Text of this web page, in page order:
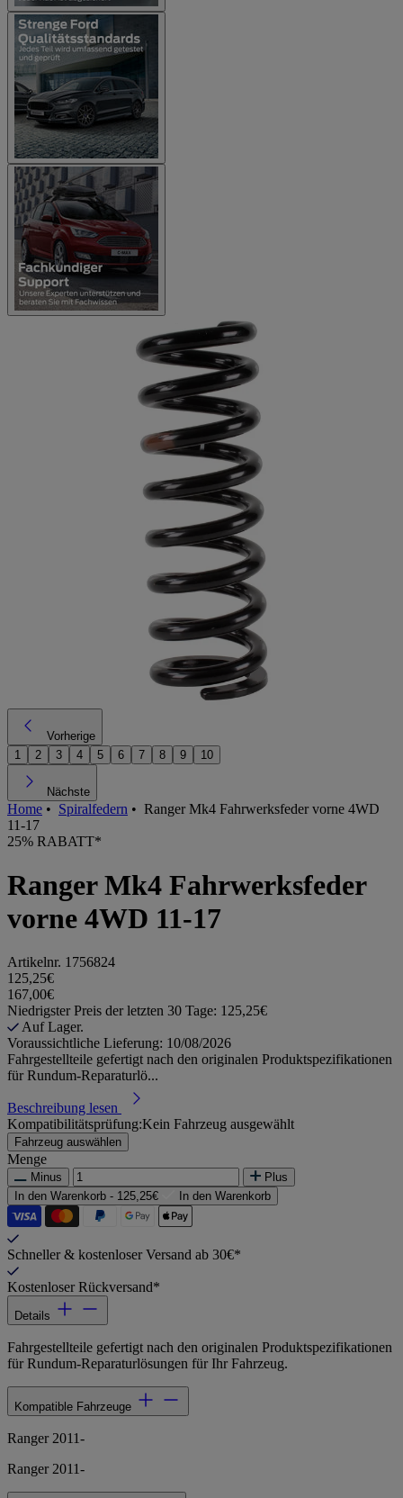
Vorherige
1
2 3 4 5 6 7 8 9 10
Nächste
Home • Spiralfedern • Ranger Mk4 Fahrwerksfeder vorne 4WD
11-17
25% RABATT*
Ranger Mk4 Fahrwerksfeder
vorne 4WD 11-17
Artikelnr. 1756824
125,25€
167,00€
Niedrigster Preis der letzten 30 Tage: 125,25€
Auf Lager.
Voraussichtliche Lieferung: 10/08/2026
Fahrgestellteile gefertigt nach den originalen Produktspezifikationen
für Rundum-Reparaturlö...
Beschreibung lesen
Kompatibilitätsprüfung:Kein Fahrzeug ausgewählt
Fahrzeug auswählen
Menge
Minus
Plus
In den Warenkorb - 125,25€ In den Warenkorb
Schneller & kostenloser Versand ab 30€*
Kostenloser Rückversand*
Details
Fahrgestellteile gefertigt nach den originalen Produktspezifikationen
für Rundum-Reparaturlösungen für Ihr Fahrzeug.
Kompatible Fahrzeuge
Ranger 2011-
Ranger 2011-